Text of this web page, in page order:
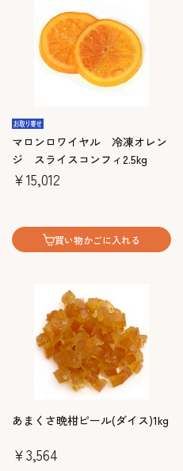
マロンロワイヤル 冷凍オレン
ジ スライスコンフィ2.5kg
￥15,012
買い物かごに入れる
あまくさ晩柑ピール(ダイス)1kg
￥3,564